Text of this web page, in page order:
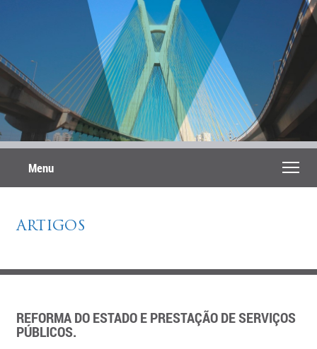
Menu
ARTIGOS
REFORMA DO ESTADO E PRESTAÇÃO DE SERVIÇOS
PÚBLICOS.